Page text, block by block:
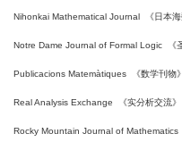
Nihonkai Mathematical Journal 《日本
Notre Dame Journal of Formal Logic 《
Publicacions Matemàtiques 《数学刊物》
Real Analysis Exchange 《实分析交流》
Rocky Mountain Journal of Mathematics